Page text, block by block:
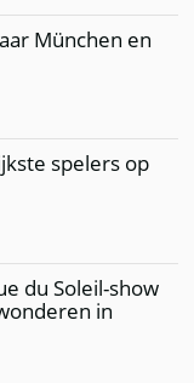
München en
spelers op
du Soleil-show
in